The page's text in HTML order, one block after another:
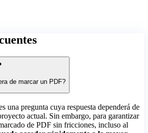
de marcar un PDF?
una pregunta cuya respuesta dependerá de
actual. Sin embargo, para garantizar
de PDF sin fricciones, incluso al